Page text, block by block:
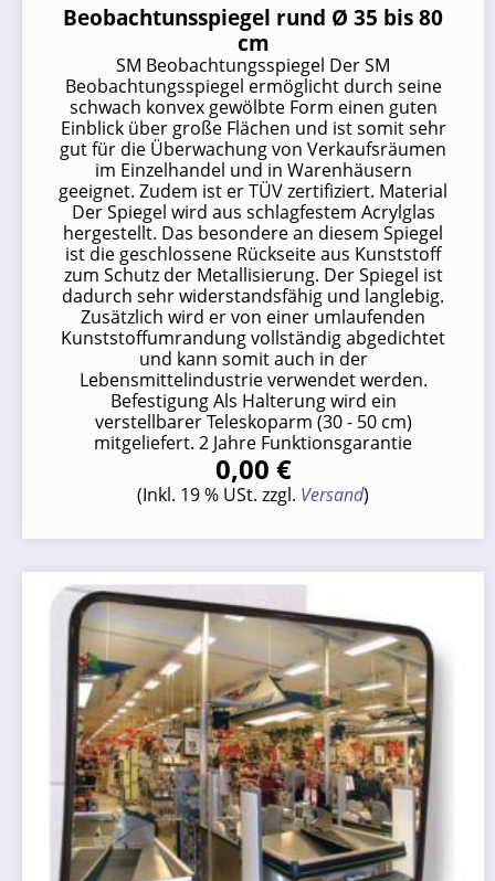
Beobachtunsspiegel rund Ø 35 bis 80
cm
SM Beobachtungsspiegel Der SM
Beobachtungsspiegel ermöglicht durch seine
schwach konvex gewölbte Form einen guten
Einblick über große Flächen und ist somit sehr
gut für die Überwachung von Verkaufsräumen
im Einzelhandel und in Warenhäusern
geeignet. Zudem ist er TÜV zertifiziert. Material
Der Spiegel wird aus schlagfestem Acrylglas
hergestellt. Das besondere an diesem Spiegel
ist die geschlossene Rückseite aus Kunststoff
zum Schutz der Metallisierung. Der Spiegel ist
dadurch sehr widerstandsfähig und langlebig.
Zusätzlich wird er von einer umlaufenden
Kunststoffumrandung vollständig abgedichtet
und kann somit auch in der
Lebensmittelindustrie verwendet werden.
Befestigung Als Halterung wird ein
verstellbarer Teleskoparm (30 - 50 cm)
mitgeliefert. 2 Jahre Funktionsgarantie
0,00 €
(Inkl. 19 % USt. zzgl. Versand)